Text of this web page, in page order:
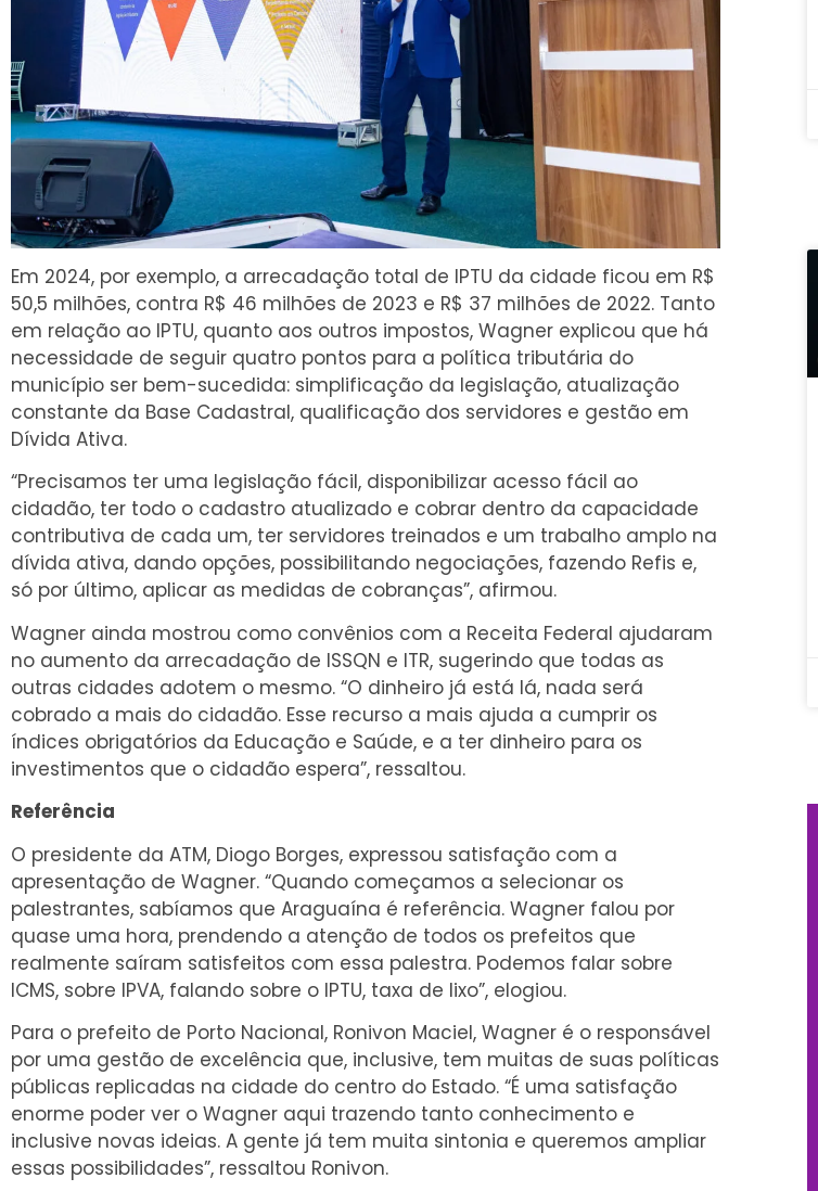
Em 2024, por exemplo, a arrecadação total de IPTU da cidade ficou em R$
50,5 milhões, contra R$ 46 milhões de 2023 e R$ 37 milhões de 2022. Tanto
em relação ao IPTU, quanto aos outros impostos, Wagner explicou que há
necessidade de seguir quatro pontos para a política tributária do
município ser bem-sucedida: simplificação da legislação, atualização
constante da Base Cadastral, qualificação dos servidores e gestão em
Dívida Ativa.
“Precisamos ter uma legislação fácil, disponibilizar acesso fácil ao
cidadão, ter todo o cadastro atualizado e cobrar dentro da capacidade
contributiva de cada um, ter servidores treinados e um trabalho amplo na
dívida ativa, dando opções, possibilitando negociações, fazendo Refis e,
só por último, aplicar as medidas de cobranças”, afirmou.
Wagner ainda mostrou como convênios com a Receita Federal ajudaram
no aumento da arrecadação de ISSQN e ITR, sugerindo que todas as
outras cidades adotem o mesmo. “O dinheiro já está lá, nada será
cobrado a mais do cidadão. Esse recurso a mais ajuda a cumprir os
índices obrigatórios da Educação e Saúde, e a ter dinheiro para os
investimentos que o cidadão espera”, ressaltou.
Referência
O presidente da ATM, Diogo Borges, expressou satisfação com a
apresentação de Wagner. “Quando começamos a selecionar os
palestrantes, sabíamos que Araguaína é referência. Wagner falou por
quase uma hora, prendendo a atenção de todos os prefeitos que
realmente saíram satisfeitos com essa palestra. Podemos falar sobre
ICMS, sobre IPVA, falando sobre o IPTU, taxa de lixo”, elogiou.
Para o prefeito de Porto Nacional, Ronivon Maciel, Wagner é o responsável
por uma gestão de excelência que, inclusive, tem muitas de suas políticas
públicas replicadas na cidade do centro do Estado. “É uma satisfação
enorme poder ver o Wagner aqui trazendo tanto conhecimento e
inclusive novas ideias. A gente já tem muita sintonia e queremos ampliar
essas possibilidades”, ressaltou Ronivon.